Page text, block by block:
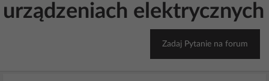
urządzeniach elektrycznych
Zadaj Pytanie na forum